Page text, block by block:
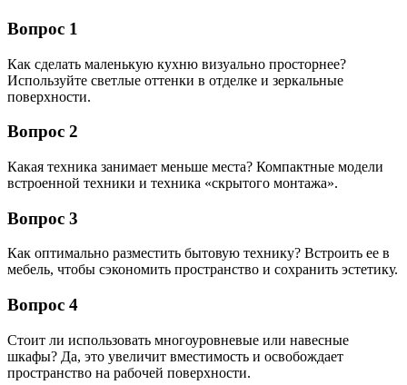
Вопрос 1
Как сделать маленькую кухню визуально просторнее?
Используйте светлые оттенки в отделке и зеркальные
поверхности.
Вопрос 2
Какая техника занимает меньше места? Компактные модели
встроенной техники и техника «скрытого монтажа».
Вопрос 3
Как оптимально разместить бытовую технику? Встроить ее в
мебель, чтобы сэкономить пространство и сохранить эстетику.
Вопрос 4
Стоит ли использовать многоуровневые или навесные
шкафы? Да, это увеличит вместимость и освобождает
пространство на рабочей поверхности.